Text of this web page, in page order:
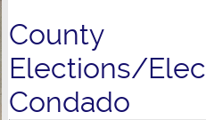
County
Elections/
Condado